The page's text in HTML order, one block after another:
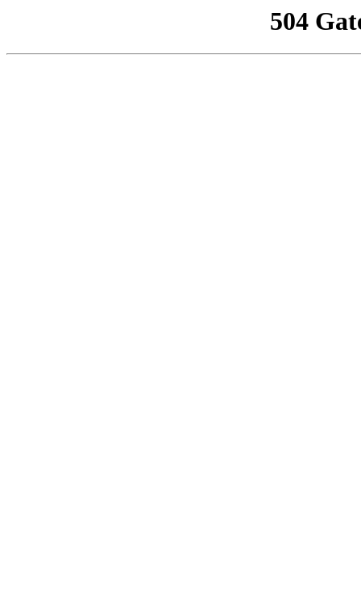
504